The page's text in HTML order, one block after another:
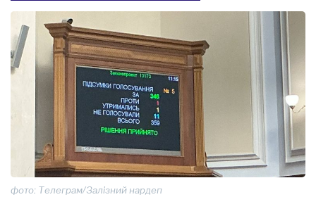
фото: Телеграм/Залізний нардеп